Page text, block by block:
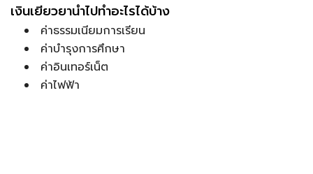
เงินเยียวยานำไปทำอะไรได้บ้าง
ค่าธรรมเนียมการเรียน
ค่าบำรุงการศึกษา
ค่าอินเทอร์เน็ต
ค่าไฟฟ้า